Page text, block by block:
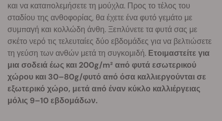
και να καταπολεμήσετε τη μούχλα. Προς το τέλος του
σταδίου της ανθοφορίας, θα έχετε ένα φυτό γεμάτο με
συμπαγή και κολλώδη άνθη. Ξεπλύνετε τα φυτά σας με
σκέτο νερό τις τελευταίες δύο εβδομάδες για να βελτιώσετε
τη γεύση των ανθών μετά τη συγκομιδή. Ετοιμαστείτε για
μια σοδειά έως και 200g/m² από φυτά εσωτερικού
χώρου και 30–80g/φυτό από όσα καλλιεργούνται σε
εξωτερικό χώρο, μετά από έναν κύκλο καλλιέργειας
μόλις 9–10 εβδομάδων.